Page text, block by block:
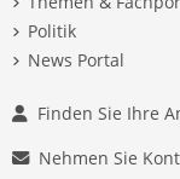
Politik
News Portal
Finden Sie Ihre
Nehmen Sie